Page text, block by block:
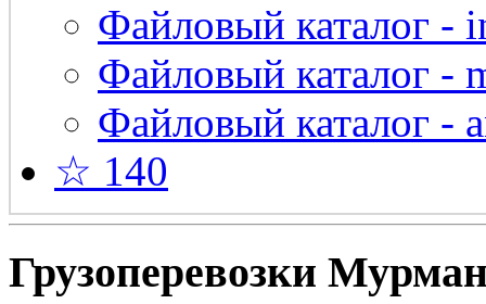
Файловый каталог -
Файловый каталог -
Файловый каталог -
☆ 140
Грузоперевозки